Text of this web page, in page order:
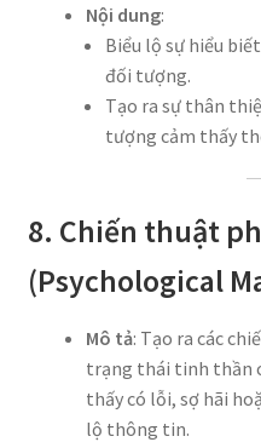
Nội dung:
Biểu lộ sự hiểu
đối tượng.
Tạo ra sự thân
tượng cảm thấy
8. Chiến thuật
(Psychological
Mô tả: Tạo ra các
trạng thái tinh thần
thấy có lỗi, sợ hãi
lộ thông tin.